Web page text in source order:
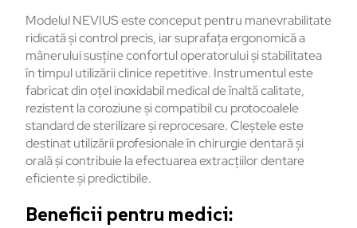
Modelul NEVIUS este conceput pentru manevrabilitate
ridicată și control precis, iar suprafața ergonomică a
mânerului susține confortul operatorului și stabilitatea
în timpul utilizării clinice repetitive. Instrumentul este
fabricat din oțel inoxidabil medical de înaltă calitate,
rezistent la coroziune și compatibil cu protocoalele
standard de sterilizare și reprocesare. Cleștele este
destinat utilizării profesionale în chirurgie dentară și
orală și contribuie la efectuarea extracțiilor dentare
eficiente și predictibile.
Beneficii pentru medici: